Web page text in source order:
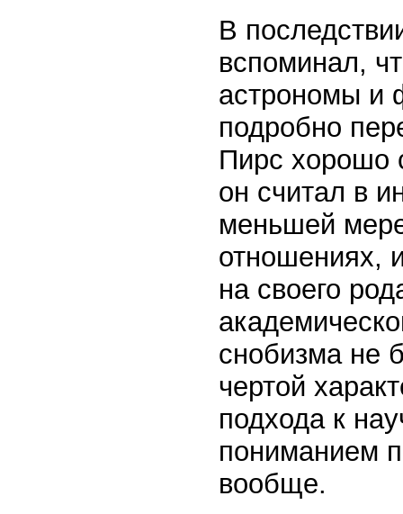
В
вспоминал,
астрономы и
подробно
Пирс хорошо
он считал в
меньшей
отношениях,
на своего
снобизма не
чертой
подхода к
пониманием
вообще.